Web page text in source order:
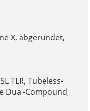
X, abgerundet,
TLR, Tubeless-
Dual-Compound,